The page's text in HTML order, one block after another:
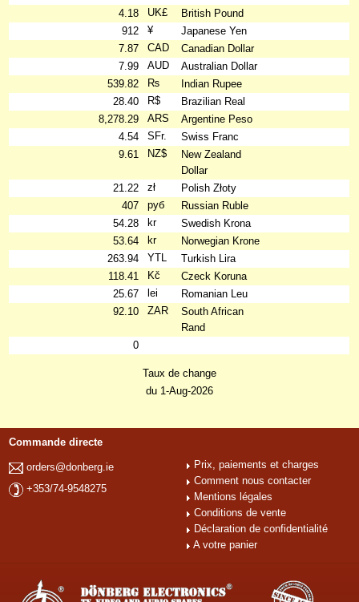
4.18
UK£
British Pound
912
¥
Japanese Yen
7.87
CAD
Canadian Dollar
7.99
AUD
Australian Dollar
539.82
₨
Indian Rupee
28.40
R$
Brazilian Real
8,278.29
ARS
Argentine Peso
4.54
SFr.
Swiss Franc
9.61
NZ$
New Zealand
Dollar
21.22
zł
Polish Złoty
407
руб
Russian Ruble
54.28
kr
Swedish Krona
53.64
kr
Norwegian Krone
263.94
YTL
Turkish Lira
118.41
Kč
Czeck Koruna
25.67
lei
Romanian Leu
92.10
ZAR
South African
Rand
0
Taux de change
du 1-Aug-2026
Commande directe
orders@donberg.ie
+353/74-9548275
Prix, paiements et charges
Comment nous contacter
Mentions légales
Conditions de vente
Déclaration de confidentialité
A votre panier